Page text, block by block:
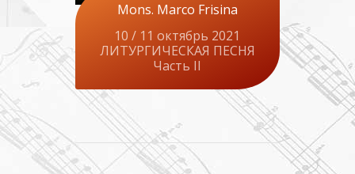
Mons. Marco Frisina
10 / 11 октябрь 2021
ЛИТУРГИЧЕСКАЯ ПЕСНЯ
Часть II